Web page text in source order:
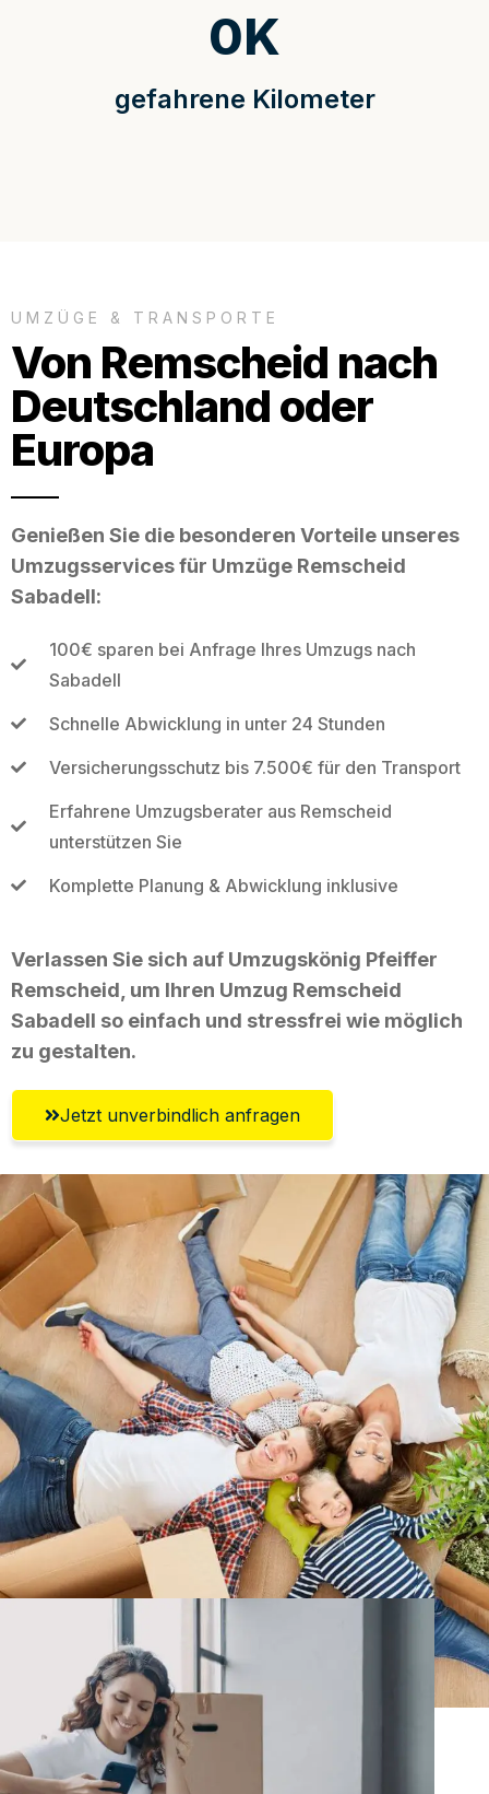
gefahrene Kilometer
0K
UMZÜGE & TRANSPORTE
Von Remscheid nach
Deutschland oder
Europa
Genießen Sie die besonderen Vorteile unseres
Umzugsservices für Umzüge Remscheid
Sabadell:
100€ sparen bei Anfrage Ihres Umzugs nach
Sabadell
Schnelle Abwicklung in unter 24 Stunden
Versicherungsschutz bis 7.500€ für den Transport
Erfahrene Umzugsberater aus Remscheid
unterstützen Sie
Komplette Planung & Abwicklung inklusive
Verlassen Sie sich auf Umzugskönig Pfeiffer
Remscheid, um Ihren Umzug Remscheid
Sabadell so einfach und stressfrei wie möglich
zu gestalten.
Jetzt unverbindlich anfragen